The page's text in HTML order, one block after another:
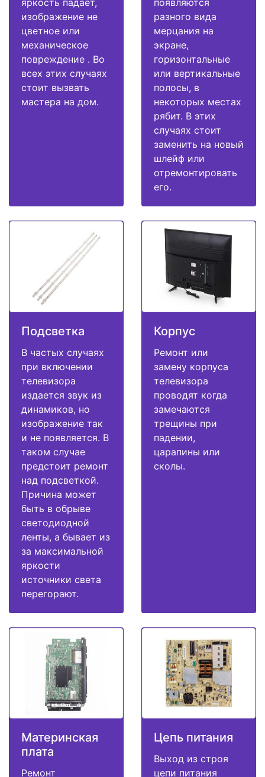
яркость падает,
изображение не
цветное или
механическое
повреждение . Во
всех этих случаях
стоит вызвать
мастера на дом.
появляются
разного вида
мерцания на
экране,
горизонтальные
или вертикальные
полосы, в
некоторых местах
рябит. В этих
случаях стоит
заменить на новый
шлейф или
отремонтировать
его.
Подсветка
В частых случаях
при включении
телевизора
издается звук из
динамиков, но
изображение так
и не появляется. В
таком случае
предстоит ремонт
над подсветкой.
Причина может
быть в обрыве
светодиодной
ленты, а бывает из
за максимальной
яркости
источники света
перегорают.
Корпус
Ремонт или
замену корпуса
телевизора
проводят когда
замечаются
трещины при
падении,
царапины или
сколы.
Материнская
плата
Ремонт
Цепь питания
Выход из строя
цепи питания